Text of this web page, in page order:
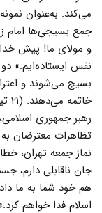
جمع بسیجی‌ها امام
و مولای ما! پیش
نفس ایستاده‌ایم.»
بسیج می‌شوند و
خاتمه می‌دهند. (۲۱ تیر ۷۸)
رهبر جمهوری
نماز جمعه تهران،
جان ناقابلی دارم،
هم خود شما به ما
اسلام فدا خواهم